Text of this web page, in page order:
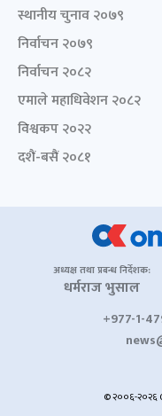
स्थानीय चुनाव २०७९
निर्वाचन २०७९
निर्वाचन २०८२
एमाले महाधिवेशन २०८२
विश्वकप २०२२
दशैं-बसैं २०८१
अध्यक्ष तथा प्रबन्ध निर्देशक:
धर्मराज भुसाल
+977-1-
© २००६-२०२६